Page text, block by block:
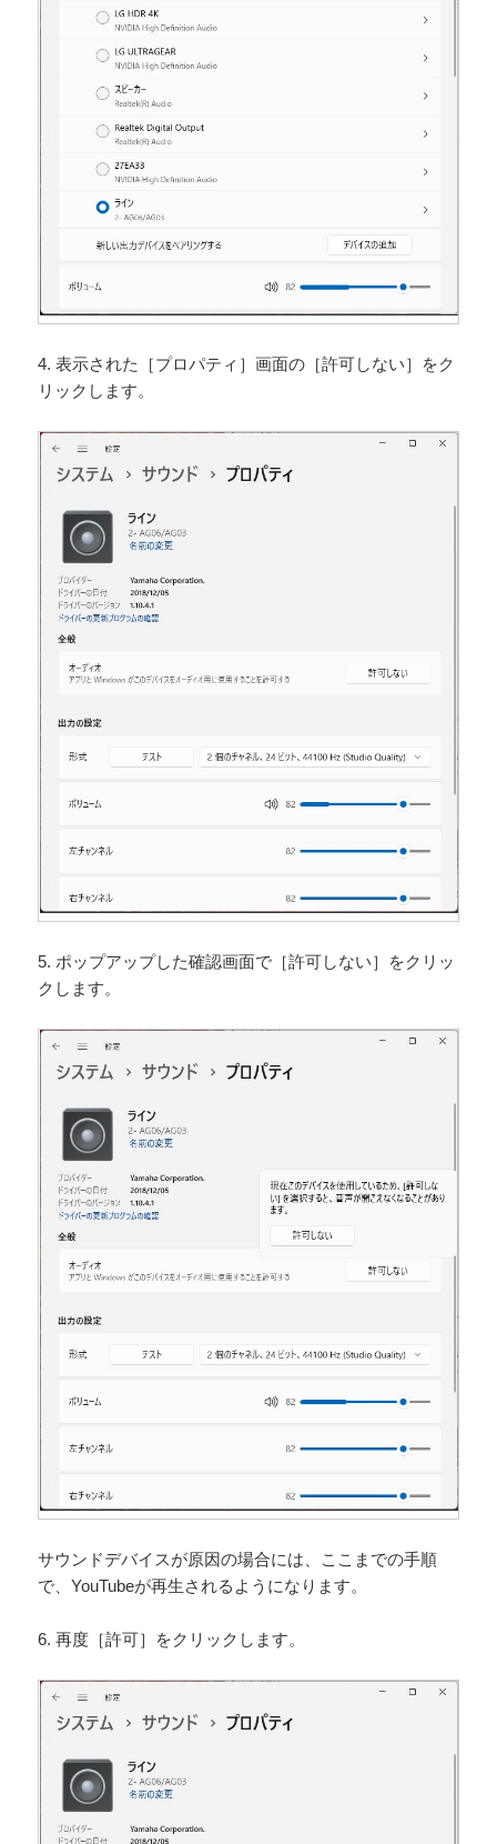
4. 表示された［プロパティ］画面の［許可しない］をク
リックします。
5. ポップアップした確認画面で［許可しない］をクリッ
クします。
サウンドデバイスが原因の場合には、ここまでの手順
で、YouTubeが再生されるようになります。
6. 再度［許可］をクリックします。